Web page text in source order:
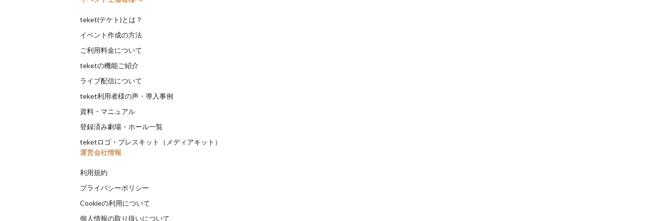
teket(テケト)とは？
イベント作成の方法
ご利用料金について
teketの機能ご紹介
ライブ配信について
teket利用者様の声・導入事例
資料・マニュアル
登録済み劇場・ホール一覧
teketロゴ・プレスキット（メディアキット）
運営会社情報
利用規約
プライバシーポリシー
Cookieの利用について
個人情報の取り扱いについて